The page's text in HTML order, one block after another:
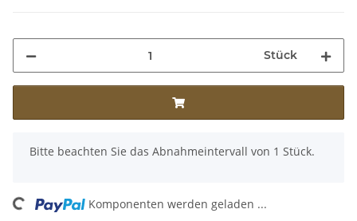
Stück
x
Bitte beachten Sie das Abnahmeintervall von 1 Stück.
Komponenten werden geladen ...